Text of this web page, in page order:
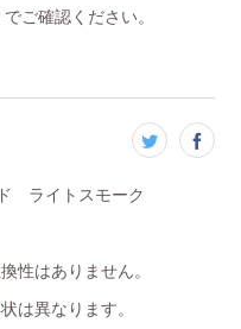
ご確認ください。
ライトスモーク
性はありません。
は異なります。